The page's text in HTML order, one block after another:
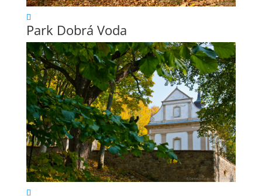
Park Dobrá Voda